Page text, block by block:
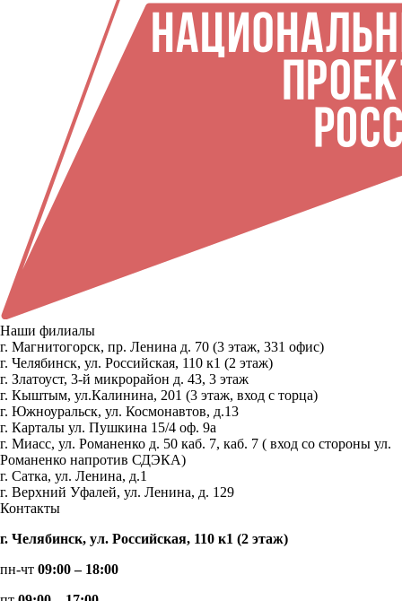
Наши филиалы
г. Магнитогорск, пр. Ленина д. 70 (3 этаж, 331 офис)
г. Челябинск, ул. Российская, 110 к1 (2 этаж)
г. Златоуст, 3-й микрорайон д. 43, 3 этаж
г. Кыштым, ул.Калинина, 201 (3 этаж, вход с торца)
г. Южноуральск, ул. Космонавтов, д.13
г. Карталы ул. Пушкина 15/4 оф. 9а
г. Миасс, ул. Романенко д. 50 каб. 7, каб. 7 ( вход со стороны ул.
Романенко напротив СДЭКА)
г. Сатка, ул. Ленина, д.1
г. Верхний Уфалей, ул. Ленина, д. 129
Контакты
г. Челябинск, ул. Российская, 110 к1 (2 этаж)
пн-чт 09:00 – 18:00